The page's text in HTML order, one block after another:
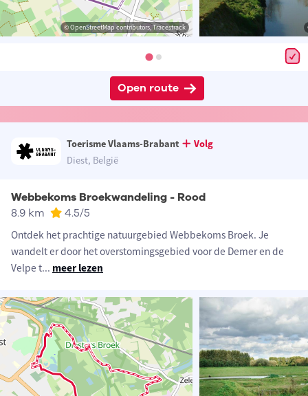
© OpenStreetMap contributors, Tracestrack
Open route
Toerisme Vlaams-Brabant
Volg
Diest, België
Webbekoms Broekwandeling - Rood
8.9 km 4.5/5
Ontdek het prachtige natuurgebied Webbekoms Broek. Je
wandelt er door het overstomingsgebied voor de Demer en de
Velpe t... meer lezen